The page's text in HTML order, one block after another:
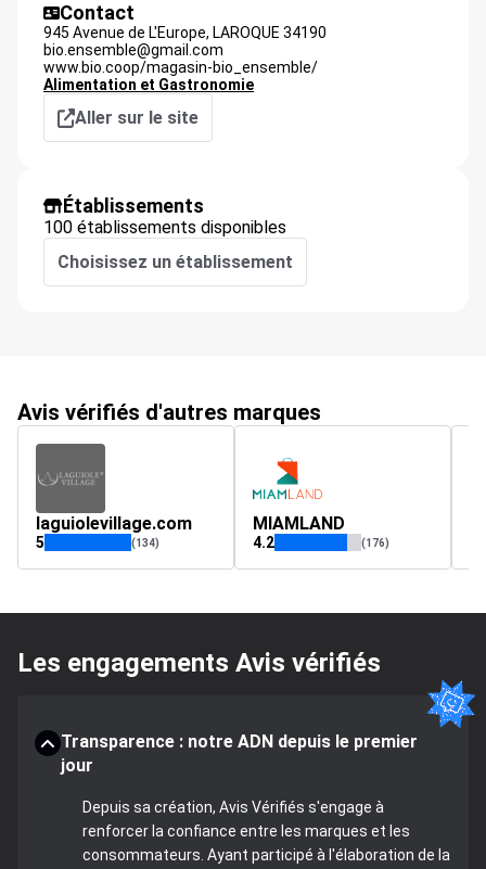
Contact
945 Avenue de L'Europe, LAROQUE 34190
bio.ensemble@gmail.com
www.bio.coop/magasin-bio_ensemble/
Alimentation et Gastronomie
Aller sur le site
Établissements
100 établissements disponibles
Choisissez un établissement
Avis vérifiés d'autres marques
laguiolevillage.com
5 (134)
MIAMLAND
4.2 (176)
Les engagements Avis vérifiés
Transparence : notre ADN depuis le premier
jour
Depuis sa création, Avis Vérifiés s'engage à
renforcer la confiance entre les marques et les
consommateurs. Ayant participé à l'élaboration de la